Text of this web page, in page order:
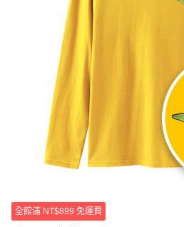
全館滿 NT$899 免運費